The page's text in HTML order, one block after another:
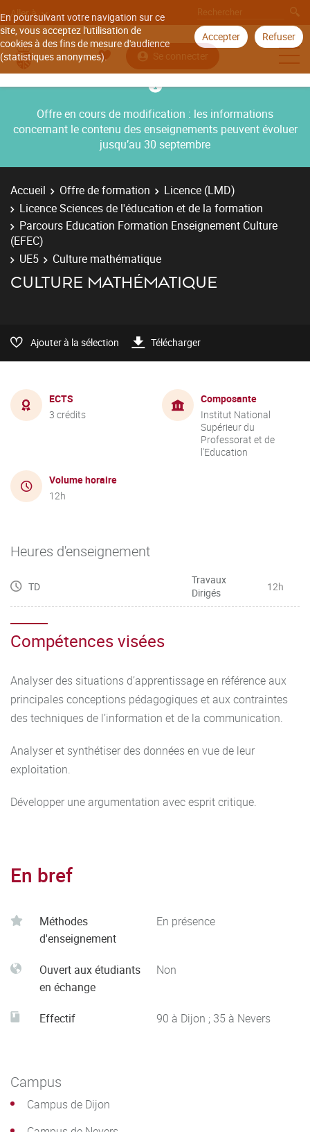
En poursuivant votre navigation sur ce
site, vous acceptez l'utilisation de
cookies à des fins de mesure d'audience
(statistiques anonymes).
Accepter Refuser
Aller à
Se connecter
Offre en cours de modification : les informations
concernant le contenu des enseignements peuvent évoluer
jusqu’au 30 septembre
Accueil Offre de formation
Licence (LMD)
Licence Sciences de l'éducation et de la formation
Parcours Education Formation Enseignement Culture
(EFEC)
UE5
Culture mathématique
CULTURE MATHÉMATIQUE
Ajouter à la sélection Télécharger
ECTS
3 crédits
Composante
Institut National
Supérieur du
Professorat et de
l'Education
Volume horaire
12h
Heures d'enseignement
TD
Travaux
Dirigés
12h
Compétences visées
Analyser des situations d’apprentissage en référence aux
principales conceptions pédagogiques et aux contraintes
des techniques de l’information et de la communication.
Analyser et synthétiser des données en vue de leur
exploitation.
Développer une argumentation avec esprit critique.
En bref
Méthodes
d'enseignement
En présence
Ouvert aux étudiants
en échange
Non
Effectif 90 à Dijon ; 35 à Nevers
Campus
Campus de Dijon